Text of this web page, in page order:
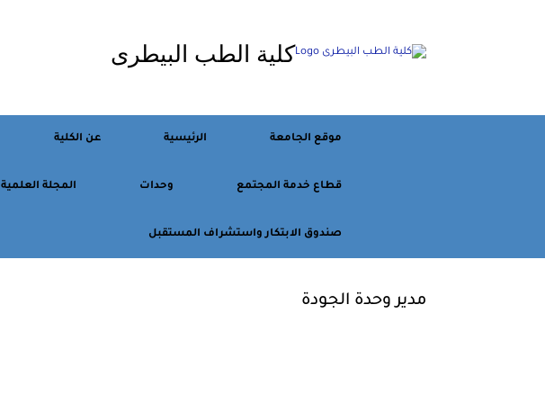
كلية الطب البيطرى
موقع الجامعة الرئيسية عن الكلية
قطاع خدمة المجتمع وحدات المجلة العلمية
صندوق الابتكار واستشراف المستقبل
مدير وحدة الجودة